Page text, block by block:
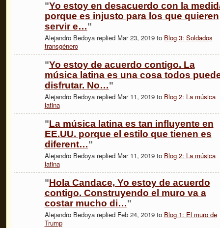
"Yo estoy en desacuerdo con la
porque es injusto para los que quieren
servir e…"
Alejandro Bedoya replied Mar 23, 2019 to Blog 3: Soldados
transgénero
"Yo estoy de acuerdo contigo. La
música latina es una cosa todos
disfrutar. No…"
Alejandro Bedoya replied Mar 11, 2019 to Blog 2: La música
latina
"La música latina es tan influyente en
EE.UU. porque el estilo que tienen es
diferent…"
Alejandro Bedoya replied Mar 11, 2019 to Blog 2: La música
latina
"Hola Candace, Yo estoy de acuerdo
contigo. Construyendo el muro va a
costar mucho di…"
Alejandro Bedoya replied Feb 24, 2019 to Blog 1: El muro de
Trump